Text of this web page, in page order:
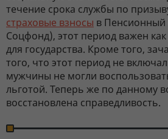
течение срока службы по
страховые взносы в Пенсионный
Соцфонд), этот период важен
для государства. Кроме того,
того, что этот период не
мужчины не могли
льготой. Теперь же по данному
восстановлена справедливость.